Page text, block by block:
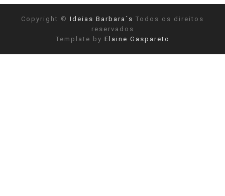
Copyright © Ideias Barbara´s Todos os direitos
reservados
Template by Elaine Gaspareto